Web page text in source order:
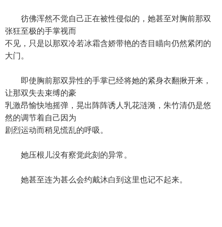
彷佛浑然不觉自己正在被性侵似的，她甚至对胸前那双
张狂至极的手掌视而
不见，只是以那双冷若冰霜含娇带艳的杏目瞄向仍然紧闭的
大门。
即使胸前那双异性的手掌已经将她的紧身衣翻揪开来，
让那双失去束缚的豪
乳激昂愉快地摇弹，晃出阵阵诱人乳花涟漪，朱竹清仍是悠
然的调节着自己因为
剧烈运动而稍见慌乱的呼吸。
她压根儿没有察觉此刻的异常。
她甚至连为甚么会约戴沐白到这里也记不起来。